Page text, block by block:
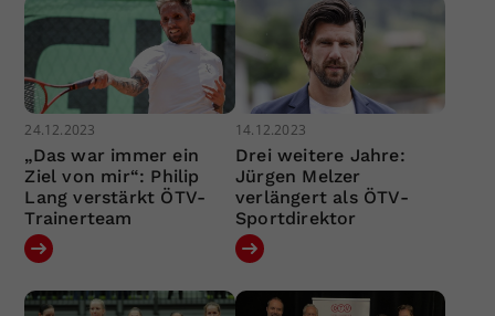
24.12.2023
„Das war immer ein
Ziel von mir“: Philip
Lang verstärkt ÖTV-
Trainerteam
14.12.2023
Drei weitere Jahre:
Jürgen Melzer
verlängert als ÖTV-
Sportdirektor